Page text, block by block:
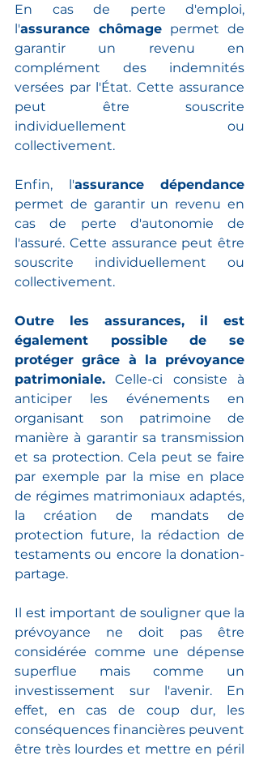
En cas de perte d'emploi,
l'assurance chômage permet de
garantir un revenu en
complément des indemnités
versées par l'État. Cette assurance
peut être souscrite
individuellement ou
collectivement.
Enfin, l'assurance dépendance
permet de garantir un revenu en
cas de perte d'autonomie de
l'assuré. Cette assurance peut être
souscrite individuellement ou
collectivement.
Outre les assurances, il est
également possible de se
protéger grâce à la prévoyance
patrimoniale. Celle-ci consiste à
anticiper les événements en
organisant son patrimoine de
manière à garantir sa transmission
et sa protection. Cela peut se faire
par exemple par la mise en place
de régimes matrimoniaux adaptés,
la création de mandats de
protection future, la rédaction de
testaments ou encore la donation-
partage.
Il est important de souligner que la
prévoyance ne doit pas être
considérée comme une dépense
superflue mais comme un
investissement sur l'avenir. En
effet, en cas de coup dur, les
conséquences financières peuvent
être très lourdes et mettre en péril